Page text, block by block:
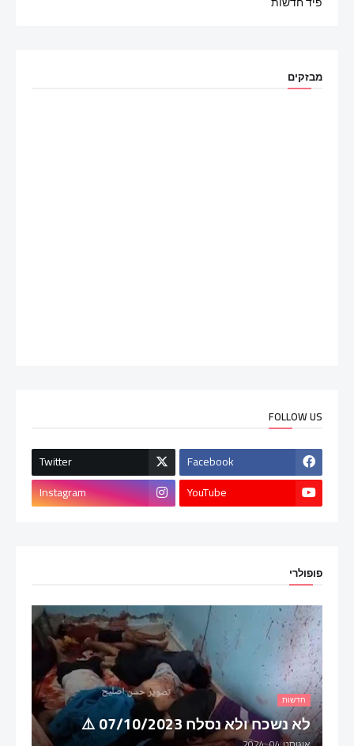
מבזקים
FOLLOW US
Facebook
Twitter
YouTube
Instagram
פופולרי
חדשות
לא נשכח ולא נסלח 07/10/2023 ⚠️